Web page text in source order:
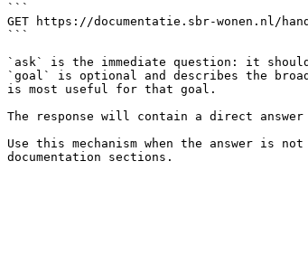
```
GET https://documentatie.sbr-wonen.nl/
```
`ask` is the immediate question: it
`goal` is optional and describes the
is most useful for that goal.
The response will contain a direct
Use this mechanism when the answer